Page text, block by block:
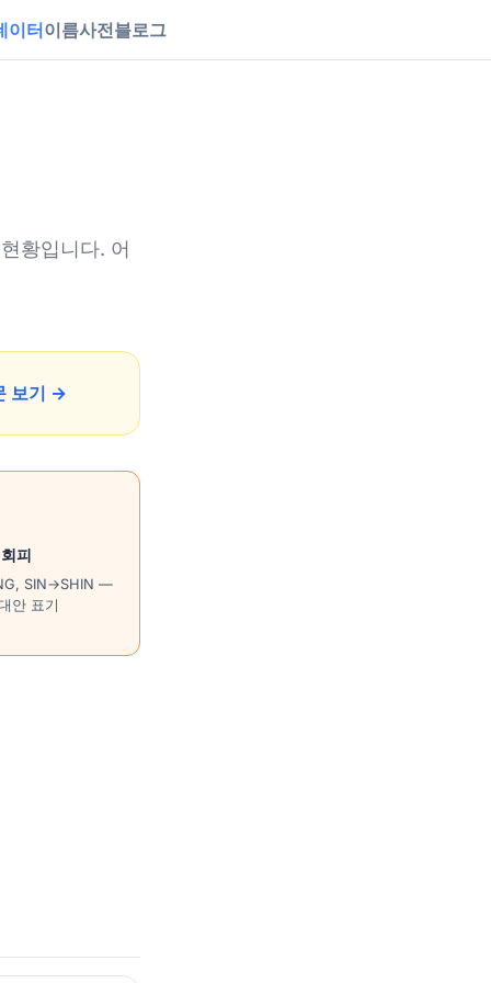
이터이름사전블로그
황입니다. 어
보기 →
피
SIN→SHIN —
안 표기